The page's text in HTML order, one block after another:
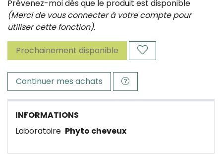
Prévenez-moi dès que le produit est disponible
(Merci de vous connecter à votre compte pour
utiliser cette fonction).
Prochainement disponible
Continuer mes achats
INFORMATIONS
Laboratoire Phyto cheveux